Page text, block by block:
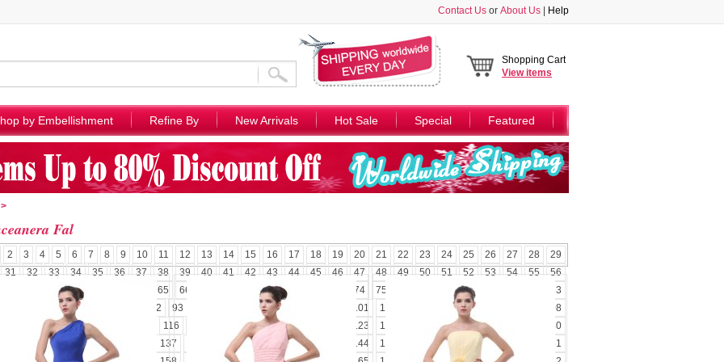
Contact Us or About Us Help
Shopping Cart
Viewitems
by Embellishment Refine By New Arrivals Hot Sale Special Featured
Fal
2 3 4 5 6 7 8 9 10 11 12 13 14 15 16 17 18 19 20 21 22 23 24 25 26 27 28
29
31
32 33 34 35 36 37 38 39 40 41 42 43 44 45 46 47 48 49 50 51 52 53 54 55
56
60 61 65 66 70 74 75 79
83
88 92 93 97 98 101 102 105
108
111 112 113 116 119 120 121 123 124 126 127 128
130
132 133 134 135 137 139 140 141 142 144 145 147 148 149
151